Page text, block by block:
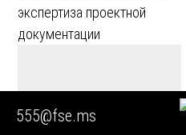
экспертиза проектной
документации
555@fse.ms